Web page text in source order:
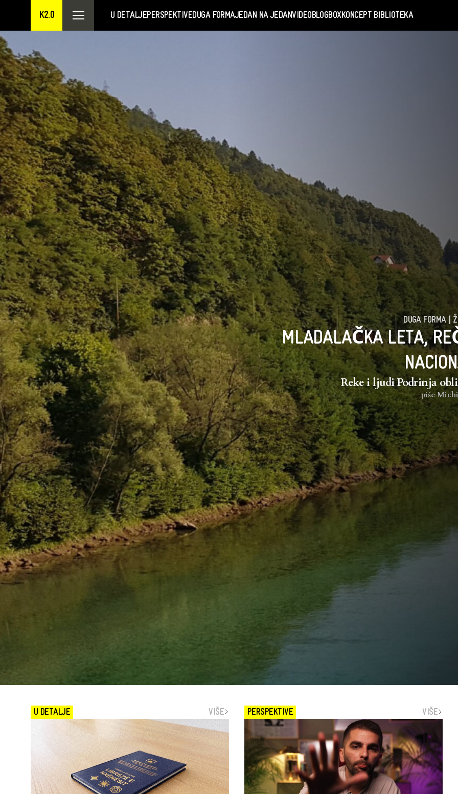
K2.0 U DETALJEPERSPEKTIVEDUGA FORMAJEDAN NA JEDANVIDEOBLOGBOXKONCEPT BIBLIOTEKA
DUGA FORMA|
MLADALAČKA LETA,
Reke i ljudi Podrinja
piše
U DETALJE VIŠE PERSPEKTIVE VIŠE